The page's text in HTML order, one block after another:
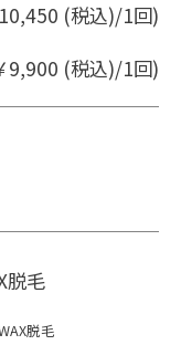
(税込)/1回)
9,900 (税込)/1回)
脱毛
脱毛